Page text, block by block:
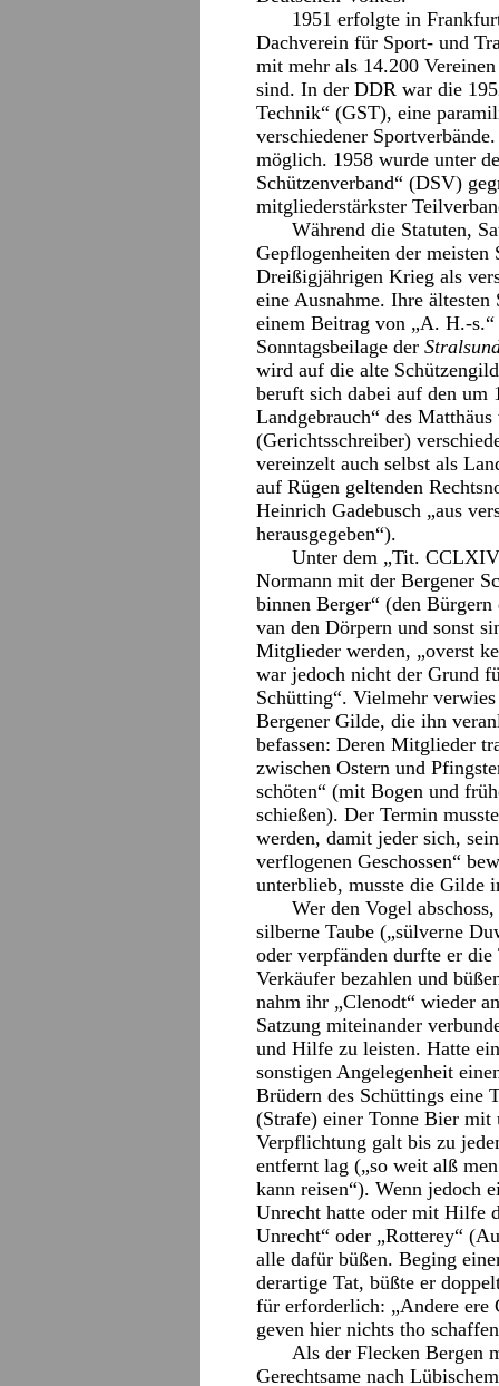
1951 erfolgte in
Dachverein für Sport- und
mit mehr als 14.200
sind. In der DDR war die
Technik“ (GST), eine
verschiedener
möglich. 1958 wurde unter
Schützenverband“ (DSV)
mitgliederstärkster
Während die Statuten,
Gepflogenheiten der
Dreißigjährigen Krieg als
eine Ausnahme. Ihre
einem Beitrag von „A. H.-
Sonntagsbeilage der
wird auf die alte
beruft sich dabei auf den um
Landgebrauch“ des
(Gerichtsschreiber)
vereinzelt auch selbst als
auf Rügen geltenden
Heinrich Gadebusch „aus
herausgegeben“).
Unter dem „Tit.
Normann mit der Bergener
binnen Berger“ (den
van den Dörpern und sonst
Mitglieder werden, „overst
war jedoch nicht der Grund
Schütting“. Vielmehr
Bergener Gilde, die ihn
befassen: Deren Mitglieder
zwischen Ostern und
schöten“ (mit Bogen und
schießen). Der Termin
werden, damit jeder sich,
verflogenen Geschossen“
unterblieb, musste die Gilde
Wer den Vogel
silberne Taube („sülverne
oder verpfänden durfte er
Verkäufer bezahlen und
nahm ihr „Clenodt“ wieder
Satzung miteinander
und Hilfe zu leisten. Hatte
sonstigen Angelegenheit
Brüdern des Schüttings eine
(Strafe) einer Tonne Bier mit
Verpflichtung galt bis zu
entfernt lag („so weit alß
kann reisen“). Wenn jedoch
Unrecht hatte oder mit Hilfe
Unrecht“ oder „Rotterey“
alle dafür büßen. Beging
derartige Tat, büßte er
für erforderlich: „Andere ere
geven hier nichts tho
Als der Flecken Bergen
Gerechtsame nach